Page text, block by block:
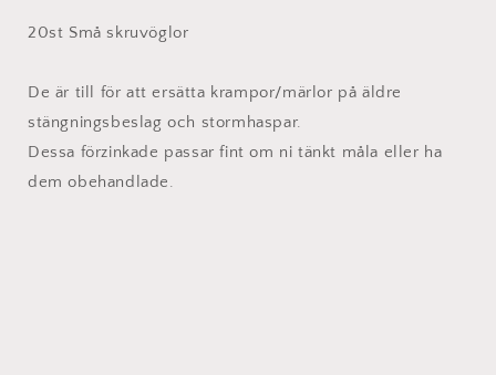
20st Små skruvöglor
De är till för att ersätta krampor/märlor på äldre
stängningsbeslag och stormhaspar.
Dessa förzinkade passar fint om ni tänkt måla eller ha
dem obehandlade.